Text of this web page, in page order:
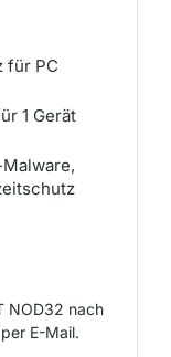
für PC
1 Gerät
NOD32 nach
E-Mail.